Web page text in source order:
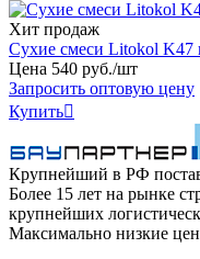
Хит продаж
Сухие смеси Litokol K47
Цена 540 руб./шт
Запросить оптовую цену
Купить
Крупнейший в РФ
Более 15 лет на рынке
крупнейших
Максимально низкие